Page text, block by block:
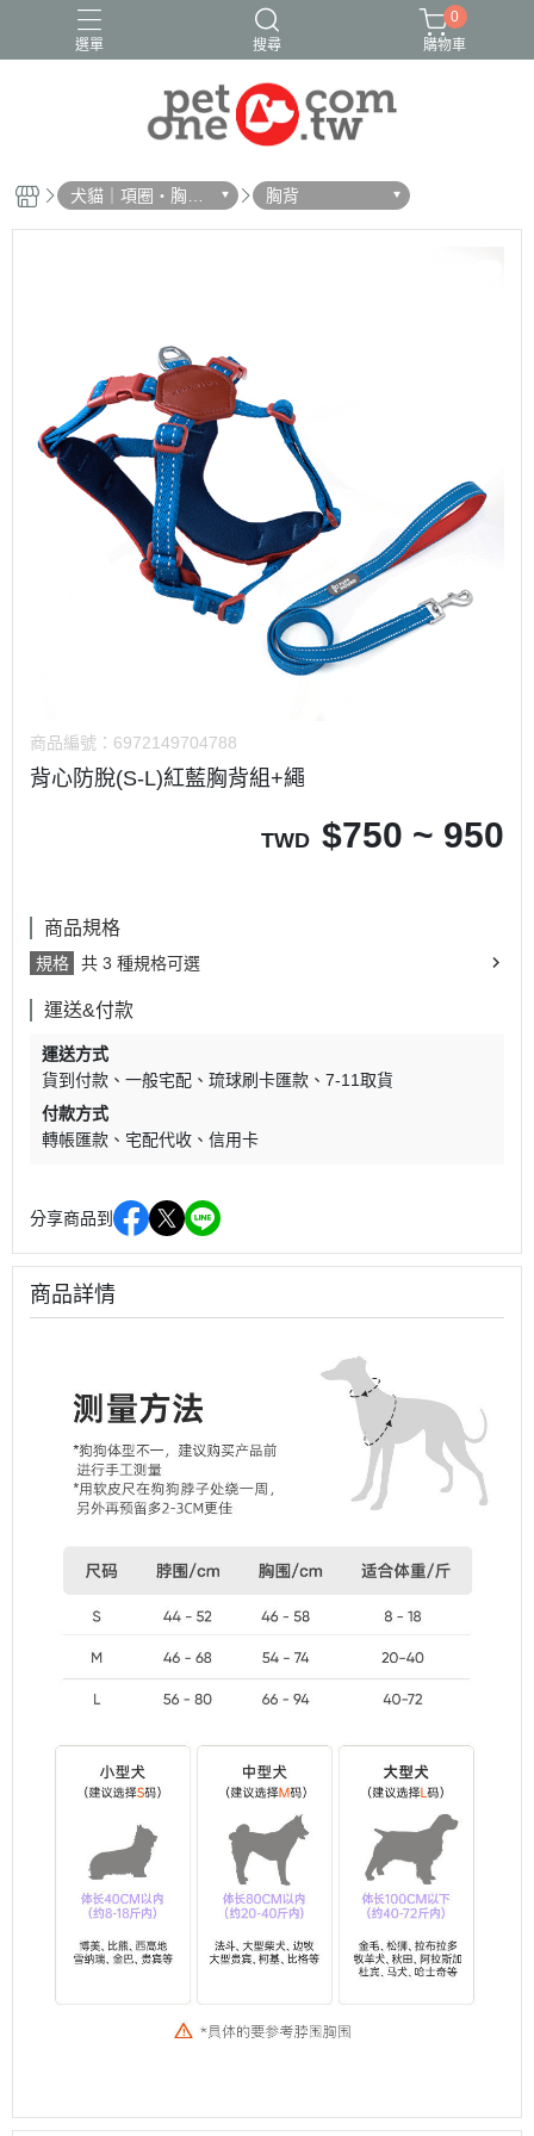
選單 搜尋
0
購物車
犬貓｜項圈・胸
背・拉繩
胸背
商品編號： 6972149704788
背心防脫(S-L)紅藍胸背組+繩
TWD $750 ~ 950
商品規格
規格 共 3 種規格可選
運送&付款
運送方式
貨到付款
一般宅配 琉球刷卡匯款
7-11取貨
付款方式
轉帳匯款
宅配代收 信用卡
分享商品到
商品詳情